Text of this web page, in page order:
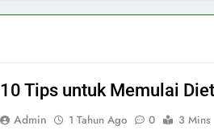
10 Tips untuk Memulai
Admin 1 Tahun Ago 0 3 Mins